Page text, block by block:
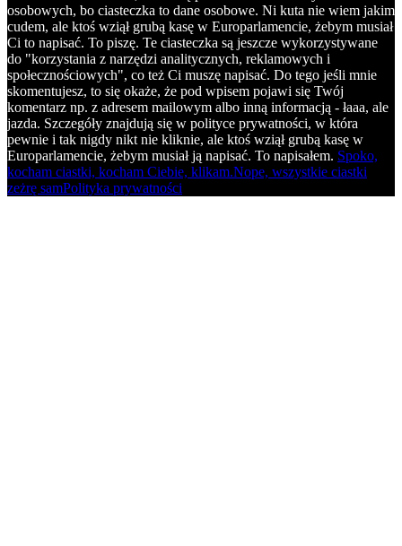
osobowych, bo ciasteczka to dane osobowe. Ni kuta nie wiem jakim
cudem, ale ktoś wziął grubą kasę w Europarlamencie, żebym musiał
Ci to napisać. To piszę. Te ciasteczka są jeszcze wykorzystywane
do "korzystania z narzędzi analitycznych, reklamowych i
społecznościowych", co też Ci muszę napisać. Do tego jeśli mnie
skomentujesz, to się okaże, że pod wpisem pojawi się Twój
komentarz np. z adresem mailowym albo inną informacją - łaaa, ale
jazda. Szczegóły znajdują się w polityce prywatności, w która
pewnie i tak nigdy nikt nie kliknie, ale ktoś wziął grubą kasę w
Europarlamencie, żebym musiał ją napisać. To napisałem. Spoko,
kocham ciastki, kocham Ciebie, klikam.Nope, wszystkie ciastki
zeżrę samPolityka prywatności